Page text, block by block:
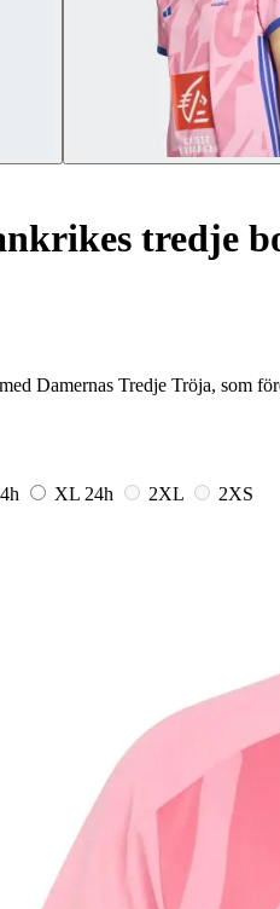
tredje
Damernas Tredje Tröja, som
XL 24h 2XL
2XS